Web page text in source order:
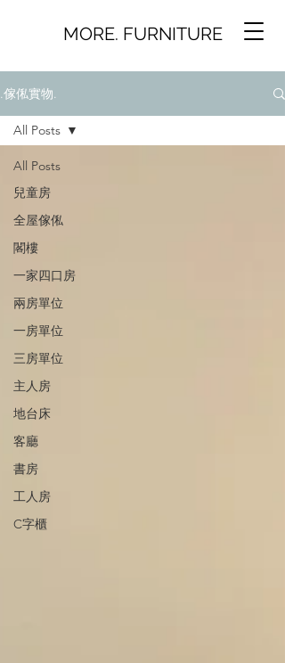
MORE. FURNITURE
.傢俬實物.
All Posts
兒童房
全屋傢俬
閣樓
一家四口房
兩房單位
一房單位
三房單位
主人房
地台床
客廳
書房
工人房
C字櫃
All Posts